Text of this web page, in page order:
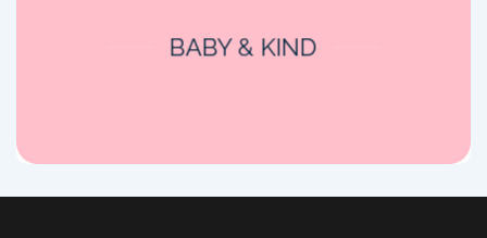
BABY & KIND